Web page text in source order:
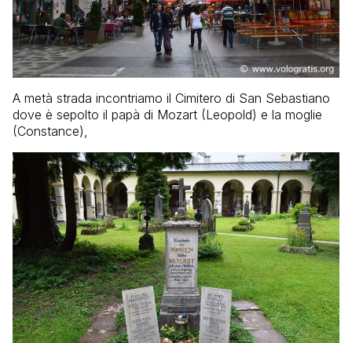
A metà strada incontriamo il Cimitero di San Sebastiano
dove è sepolto il papà di Mozart (Leopold) e la moglie
(Constance),